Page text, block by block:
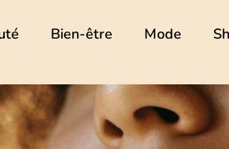
Bien-être Mode